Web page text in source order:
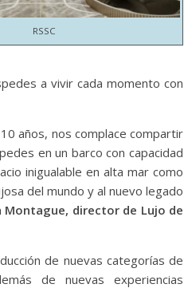
RSSC
a vivir cada momento con
años, nos complace compartir
en un barco con capacidad
inigualable en alta mar como
del mundo y al nuevo legado
Montague, director de Lujo de
de nuevas categorías de
de nuevas experiencias